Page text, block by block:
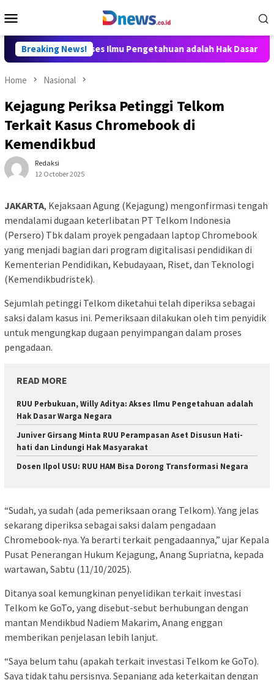
to
Menu
Breaking News!
Aditya: Akses Ilmu Pengetahuan adalah Hak Dasar Warga
Home Nasional
Kejagung Periksa Petinggi Telkom
Terkait Kasus Chromebook di
Kemendikbud
Redaksi
12 October 2025
JAKARTA, Kejaksaan Agung (Kejagung) mengonfirmasi tengah
mendalami dugaan keterlibatan PT Telkom Indonesia
(Persero) Tbk dalam proyek pengadaan laptop Chromebook
yang menjadi bagian dari program digitalisasi pendidikan di
Kementerian Pendidikan, Kebudayaan, Riset, dan Teknologi
(Kemendikbudristek).
Sejumlah petinggi Telkom diketahui telah diperiksa sebagai
saksi dalam kasus ini. Pemeriksaan dilakukan oleh tim penyidik
untuk mengungkap dugaan penyimpangan dalam proses
pengadaan.
READ MORE
RUU Perbukuan, Willy Aditya: Akses Ilmu Pengetahuan adalah
Hak Dasar Warga Negara
Juniver Girsang Minta RUU Perampasan Aset Disusun Hati-
hati dan Lindungi Hak Masyarakat
Dosen Ilpol USU: RUU HAM Bisa Dorong Transformasi Negara
“Sudah, ya sudah (ada pemeriksaan orang Telkom). Yang jelas
sekarang diperiksa sebagai saksi dalam pengadaan
Chromebook-nya. Ya berarti terkait pengadaannya,” ujar Kepala
Pusat Penerangan Hukum Kejagung, Anang Supriatna, kepada
wartawan, Sabtu (11/10/2025).
Ditanya soal kemungkinan penyelidikan terkait investasi
Telkom ke GoTo, yang disebut-sebut berhubungan dengan
mantan Mendikbud Nadiem Makarim, Anang enggan
memberikan penjelasan lebih lanjut.
“Saya belum tahu (apakah terkait investasi Telkom ke GoTo).
Saya tidak tahu persisnya. Sepanjang ada keterkaitan dengan